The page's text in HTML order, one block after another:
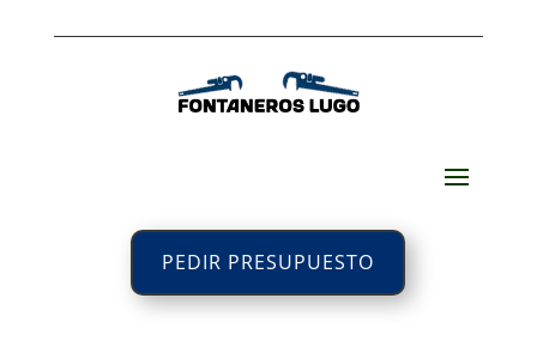
PEDIR PRESUPUESTO